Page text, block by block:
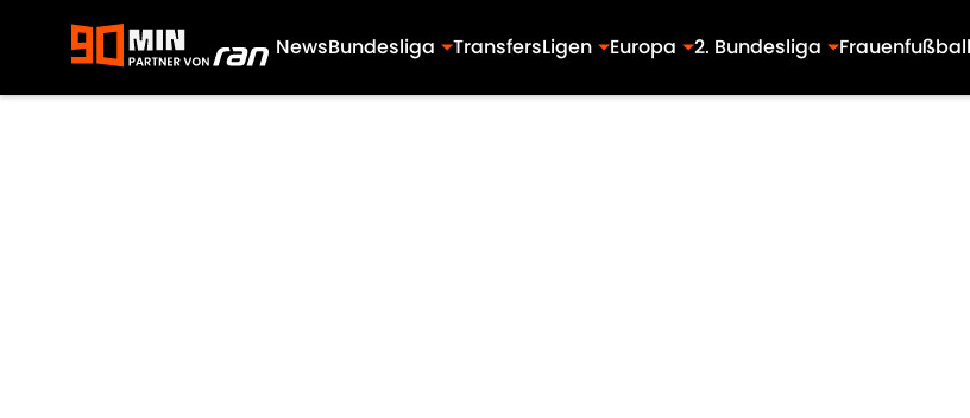
NewsBundesliga TransfersLigen Europa 2. Bundesliga Frauenfußball